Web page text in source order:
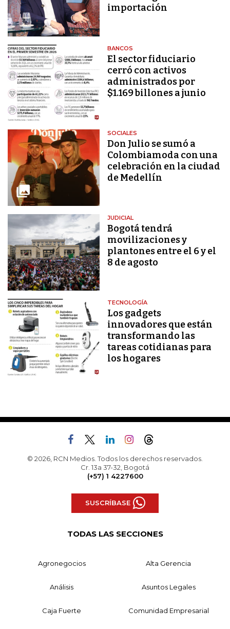
importación
BANCOS
El sector fiduciario
cerró con activos
administrados por
$1.169 billones a junio
SOCIALES
Don Julio se sumó a
Colombiamoda con una
celebración en la ciudad
de Medellín
JUDICIAL
Bogotá tendrá
movilizaciones y
plantones entre el 6 y el
8 de agosto
TECNOLOGÍA
Los gadgets
innovadores que están
transformando las
tareas cotidianas para
los hogares
© 2026, RCN Medios. Todos los derechos reservados.
Cr. 13a 37-32, Bogotá
(+57) 1 4227600
SUSCRÍBASE
TODAS LAS SECCIONES
Agronegocios Alta Gerencia
Análisis Asuntos Legales
Caja Fuerte Comunidad Empresarial